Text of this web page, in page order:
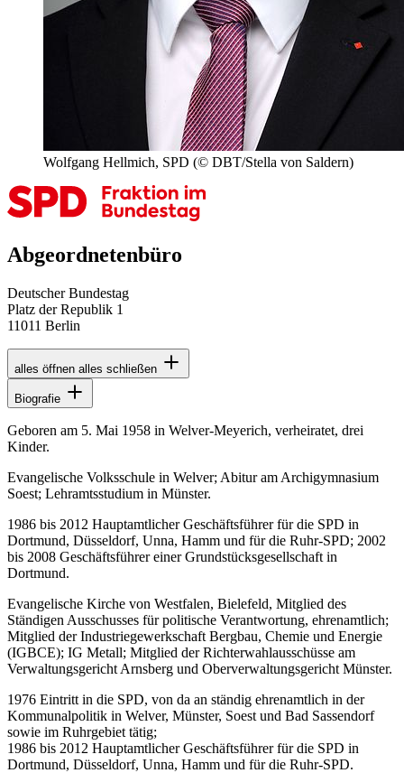
Wolfgang Hellmich, SPD (© DBT/Stella von Saldern)
Abgeordnetenbüro
Deutscher Bundestag
Platz der Republik 1
11011 Berlin
alles öffnen alles schließen
Biografie
Geboren am 5. Mai 1958 in Welver-Meyerich, verheiratet, drei
Kinder.
Evangelische Volksschule in Welver; Abitur am Archigymnasium
Soest; Lehramtsstudium in Münster.
1986 bis 2012 Hauptamtlicher Geschäftsführer für die SPD in
Dortmund, Düsseldorf, Unna, Hamm und für die Ruhr-SPD; 2002
bis 2008 Geschäftsführer einer Grundstücksgesellschaft in
Dortmund.
Evangelische Kirche von Westfalen, Bielefeld, Mitglied des
Ständigen Ausschusses für politische Verantwortung, ehrenamtlich;
Mitglied der Industriegewerkschaft Bergbau, Chemie und Energie
(IGBCE); IG Metall; Mitglied der Richterwahlausschüsse am
Verwaltungsgericht Arnsberg und Oberverwaltungsgericht Münster.
1976 Eintritt in die SPD, von da an ständig ehrenamtlich in der
Kommunalpolitik in Welver, Münster, Soest und Bad Sassendorf
sowie im Ruhrgebiet tätig;
1986 bis 2012 Hauptamtlicher Geschäftsführer für die SPD in
Dortmund, Düsseldorf, Unna, Hamm und für die Ruhr-SPD.